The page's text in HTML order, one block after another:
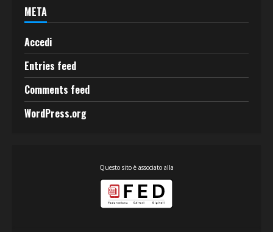
META
Accedi
Entries feed
Comments feed
WordPress.org
Questo sito è associato alla